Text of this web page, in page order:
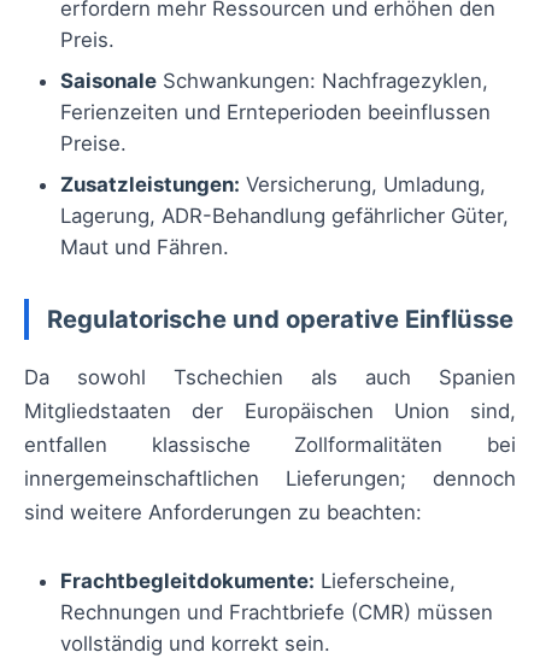
erfordern mehr Ressourcen und erhöhen den
Preis.
Saisonale Schwankungen: Nachfragezyklen,
Ferienzeiten und Ernteperioden beeinflussen
Preise.
Zusatzleistungen: Versicherung, Umladung,
Lagerung, ADR-Behandlung gefährlicher Güter,
Maut und Fähren.
Regulatorische und operative Einflüsse
Da sowohl Tschechien als auch Spanien
Mitgliedstaaten der Europäischen Union sind,
entfallen klassische Zollformalitäten bei
innergemeinschaftlichen Lieferungen; dennoch
sind weitere Anforderungen zu beachten:
Frachtbegleitdokumente: Lieferscheine,
Rechnungen und Frachtbriefe (CMR) müssen
vollständig und korrekt sein.